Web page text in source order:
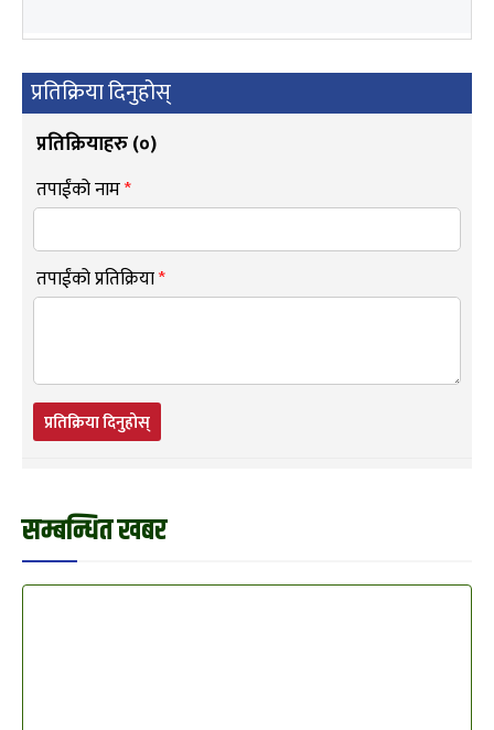
प्रतिक्रिया दिनुहोस्
प्रतिक्रियाहरु (०)
तपाईंको नाम*
तपाईंको प्रतिक्रिया*
प्रतिक्रिया दिनुहोस्
सम्बन्धित खबर